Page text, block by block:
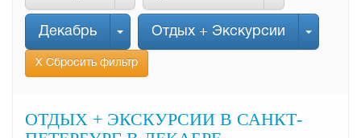
Декабрь Отдых + Экскурсии
Х Сбросить фильтр
ОТДЫХ + ЭКСКУРСИИ В САНКТ-